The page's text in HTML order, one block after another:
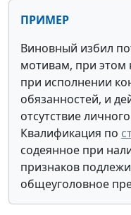
ПРИМЕР
Виновный избил
мотивам, при этом
при исполнении
обязанностей, и
отсутствие
Квалификация по
содеянное при
признаков
общеуголовное